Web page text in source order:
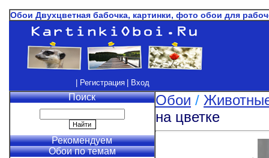
Обои Двухцветная бабочка, картинки, фото обои для
| Регистрация | Вход
Поиск
Рекомендуем
Обои по темам
Обои /
на цветке